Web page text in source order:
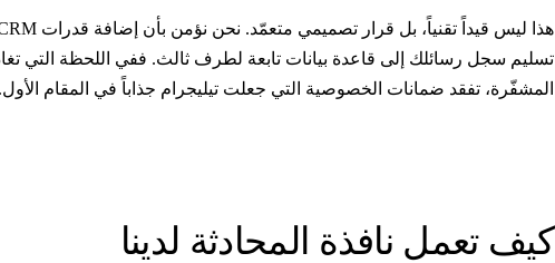
تسليم سجل رسائلك إلى قاعدة بيانات تابعة لطرف ثالث. ففي اللحظة التي
المشفّرة، تفقد ضمانات الخصوصية التي جعلت تيليجرام جذاباً في المقام الأول.
كيف تعمل نافذة المحادثة لدينا